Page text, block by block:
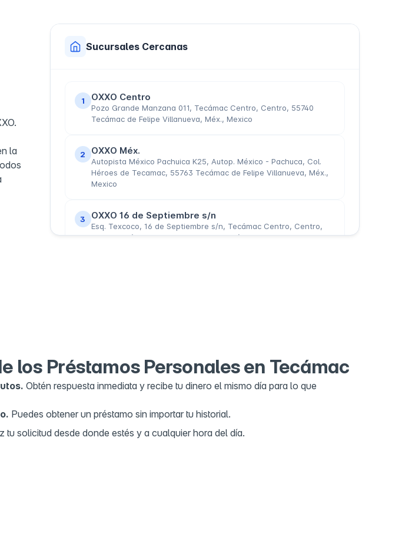
la
Sucursales Cercanas
1 OXXO Centro
Pozo Grande Manzana 011, Tecámac Centro, Centro, 55740
Tecámac de Felipe Villanueva, Méx., Mexico
2 OXXO Méx.
Autopista México Pachuica K25, Autop. México - Pachuca, Col.
Héroes de Tecamac, 55763 Tecámac de Felipe Villanueva, Méx.,
Mexico
3 OXXO 16 de Septiembre s/n
Esq. Texcoco, 16 de Septiembre s/n, Tecámac Centro, Centro,
55740 Tecámac de Felipe Villanueva, Méx., Mexico
los Préstamos Personales en Tecámac
Obtén respuesta inmediata y recibe tu dinero el mismo día para lo que
Puedes obtener un préstamo sin importar tu historial.
tu solicitud desde donde estés y a cualquier hora del día.